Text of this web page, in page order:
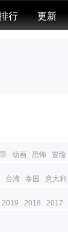
行 更新
动画 恐怖 冒险
台湾 泰国 意大利
2019 2018 2017